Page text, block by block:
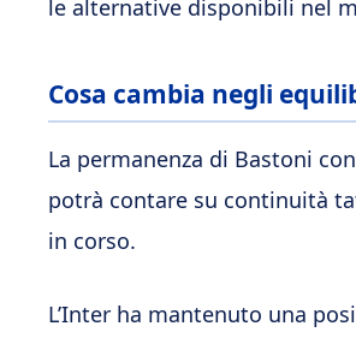
le alternative disponibili nel
Cosa cambia negli
La permanenza di Bastoni
potrà contare su continuità
in corso.
L’Inter ha mantenuto una